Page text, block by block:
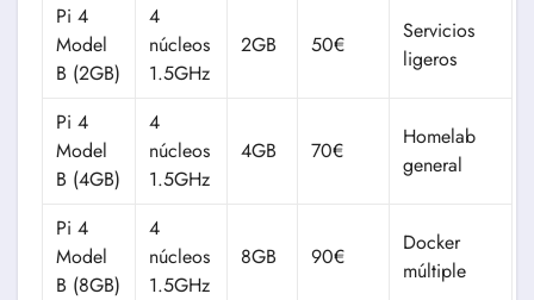
Pi 4
Model
B (2GB)
4
núcleos
1.5GHz
2GB 50€
Servicios
ligeros
Pi 4
Model
B (4GB)
4
núcleos
1.5GHz
4GB 70€
Homelab
general
Pi 4
Model
B (8GB)
4
núcleos
1.5GHz
8GB 90€
Docker
múltiple